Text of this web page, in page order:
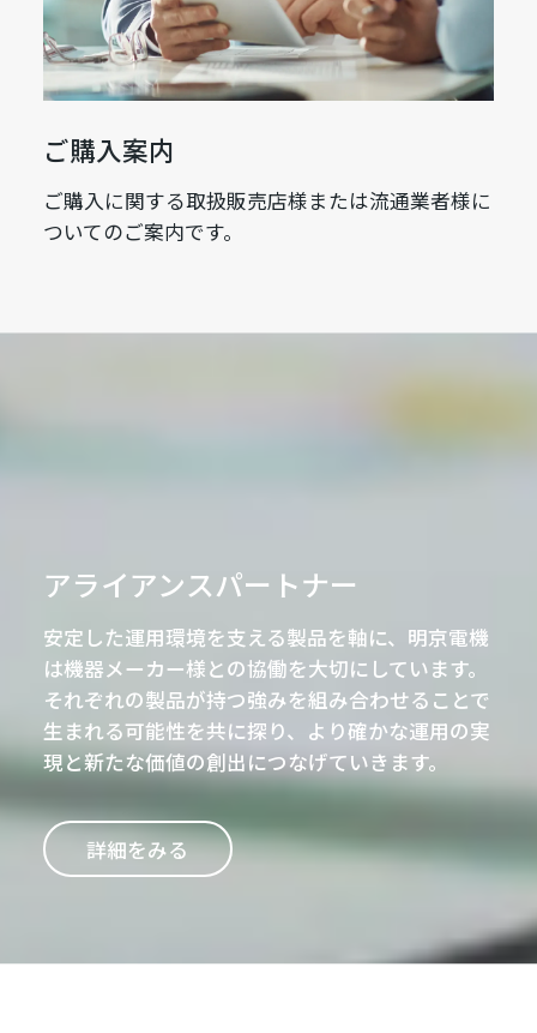
ご購入案内
ご購入に関する取扱販売店様または流通業者様に
ついてのご案内です。
アライアンスパートナー
安定した運用環境を支える製品を軸に、明京電機
は機器メーカー様との協働を大切にしています。
それぞれの製品が持つ強みを組み合わせることで
生まれる可能性を共に探り、より確かな運用の実
現と新たな価値の創出につなげていきます。
詳細をみる